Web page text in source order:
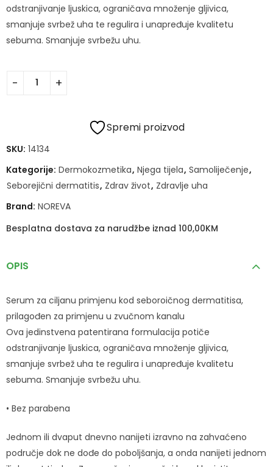
odstranjivanje ljuskica, ograničava množenje gljivica,
smanjuje svrbež uha te regulira i unapređuje kvalitetu
sebuma. Smanjuje svrbežu uhu.
Spremi proizvod
SKU: 14134
Kategorije: Dermokozmetika, Njega tijela, Samoliječenje,
Seborejični dermatitis, Zdrav život, Zdravlje uha
Brand: NOREVA
Besplatna dostava za narudžbe iznad 100,00KM
OPIS
Serum za ciljanu primjenu kod seboroičnog dermatitisa,
prilagođen za primjenu u zvučnom kanalu
Ova jedinstvena patentirana formulacija potiče
odstranjivanje ljuskica, ograničava množenje gljivica,
smanjuje svrbež uha te regulira i unapređuje kvalitetu
sebuma. Smanjuje svrbežu uhu.
• Bez parabena
Jednom ili dvaput dnevno nanijeti izravno na zahvaćeno
područje dok ne dođe do poboljšanja, a onda nanijeti jednom